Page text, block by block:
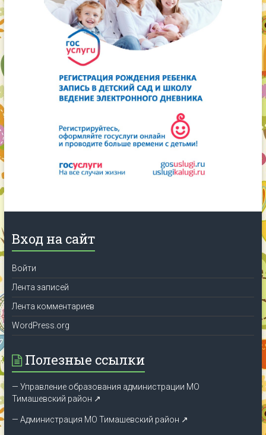
Вход на сайт
Войти
Лента записей
Лента комментариев
WordPress.org
Полезные ссылки
— Управление образования администрации МО
Тимашевский район ↗
— Администрация МО Тимашевский район ↗